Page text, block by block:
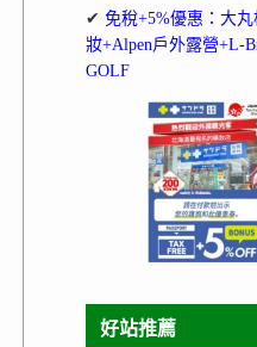
✔ 免稅+5%優惠：大
妝+Alpen戶外露營+L-
GOLF
好站推薦